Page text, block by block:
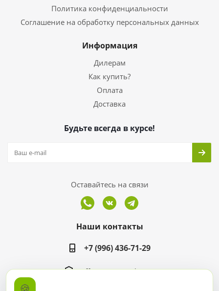
Политика конфиденциальности
Соглашение на обработку персональных данных
Информация
Дилерам
Как купить?
Оплата
Доставка
Будьте всегда в курсе!
Оставайтесь на связи
Наши контакты
+7 (996) 436-71-29
office@ergomarket.ru
🍪